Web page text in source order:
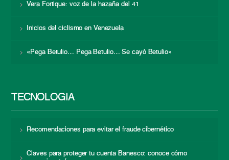
Vera Fortique: voz de la hazaña del 41
Inicios del ciclismo en Venezuela
«Pega Betulio… Pega Betulio… Se cayó Betulio»
TECNOLOGÍA
Recomendaciones para evitar el fraude cibernético
Claves para proteger tu cuenta Banesco: conoce cómo